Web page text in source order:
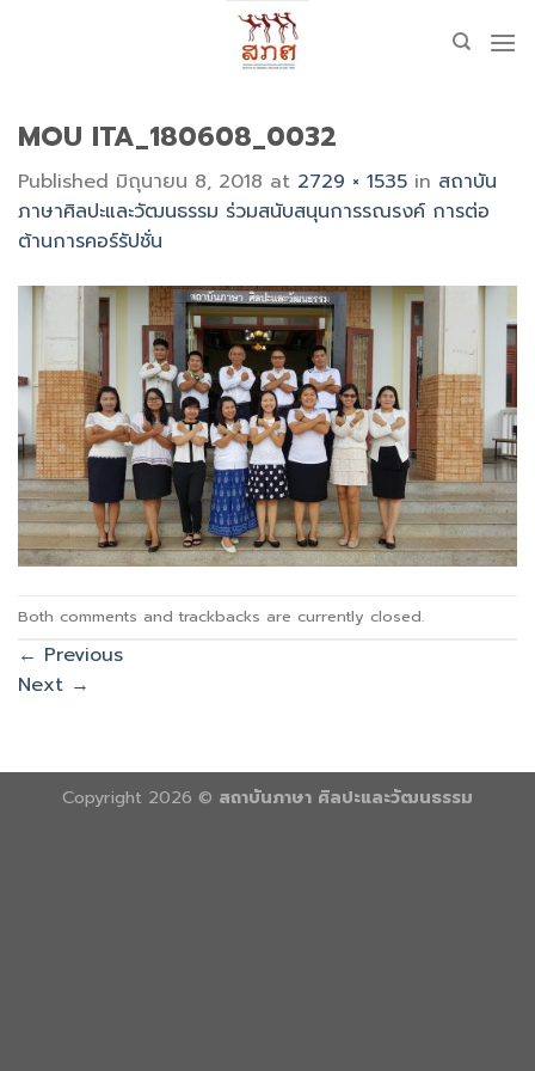
MOU ITA_180608_0032
Published มิถุนายน 8, 2018 at 2729 × 1535 in สถาบัน
ภาษาศิลปะและวัฒนธรรม ร่วมสนับสนุนการรณรงค์ การต่อ
ต้านการคอร์รัปชั่น
Both comments and trackbacks are currently closed.
← Previous
Next →
Copyright 2026 © สถาบันภาษา ศิลปะและวัฒนธรรม